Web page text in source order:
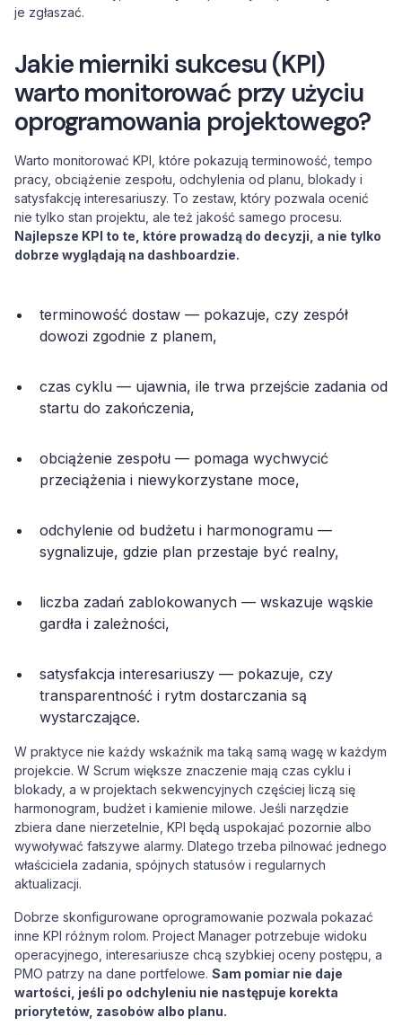
je zgłaszać.
Jakie mierniki sukcesu (KPI)
warto monitorować przy użyciu
oprogramowania projektowego?
Warto monitorować KPI, które pokazują terminowość, tempo
pracy, obciążenie zespołu, odchylenia od planu, blokady i
satysfakcję interesariuszy. To zestaw, który pozwala ocenić
nie tylko stan projektu, ale też jakość samego procesu.
Najlepsze KPI to te, które prowadzą do decyzji, a nie tylko
dobrze wyglądają na dashboardzie.
terminowość dostaw — pokazuje, czy zespół
dowozi zgodnie z planem,
czas cyklu — ujawnia, ile trwa przejście zadania od
startu do zakończenia,
obciążenie zespołu — pomaga wychwycić
przeciążenia i niewykorzystane moce,
odchylenie od budżetu i harmonogramu —
sygnalizuje, gdzie plan przestaje być realny,
liczba zadań zablokowanych — wskazuje wąskie
gardła i zależności,
satysfakcja interesariuszy — pokazuje, czy
transparentność i rytm dostarczania są
wystarczające.
W praktyce nie każdy wskaźnik ma taką samą wagę w każdym
projekcie. W Scrum większe znaczenie mają czas cyklu i
blokady, a w projektach sekwencyjnych częściej liczą się
harmonogram, budżet i kamienie milowe. Jeśli narzędzie
zbiera dane nierzetelnie, KPI będą uspokajać pozornie albo
wywoływać fałszywe alarmy. Dlatego trzeba pilnować jednego
właściciela zadania, spójnych statusów i regularnych
aktualizacji.
Dobrze skonfigurowane oprogramowanie pozwala pokazać
inne KPI różnym rolom. Project Manager potrzebuje widoku
operacyjnego, interesariusze chcą szybkiej oceny postępu, a
PMO patrzy na dane portfelowe. Sam pomiar nie daje
wartości, jeśli po odchyleniu nie następuje korekta
priorytetów, zasobów albo planu.